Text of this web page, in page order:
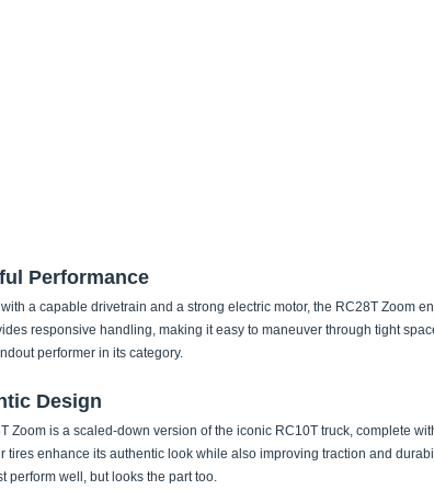
Performance
a capable drivetrain and a strong electric motor, the RC28T Zoom
responsive handling, making it easy to maneuver through tight
performer in its category.
Design
Zoom is a scaled-down version of the iconic RC10T truck, complete
tires enhance its authentic look while also improving traction and
perform well, but looks the part too.